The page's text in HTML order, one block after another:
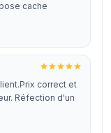
cache
correct et
Réfection d'un